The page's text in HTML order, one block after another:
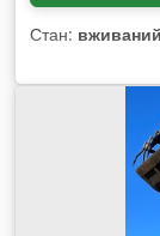
Стан: вживаний